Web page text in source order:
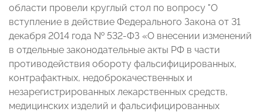
области провели круглый стол по вопросу "О
вступление в действие Федерального Закона от 31
декабря 2014 года № 532-ФЗ «О внесении изменений
в отдельные законодательные акты РФ в части
противодействия обороту фальсифицированных,
контрафактных, недоброкачественных и
незарегистрированных лекарственных средств,
медицинских изделий и фальсифицированных